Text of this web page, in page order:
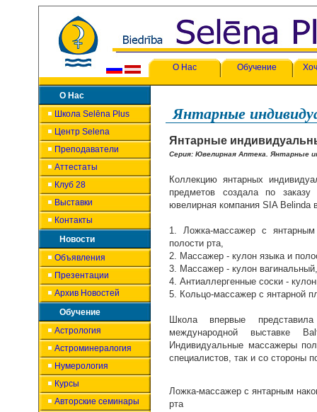
О Нас Обучение
О Нас
Школа Selēna Plus
Центр Selena
Преподаватели
Аттестаты
Клуб 28
Выставки
Контакты
Новости
Объявления
Презентации
Архив Новостей
Обучение
Астрология
Астроминералогия
Нумерология
Курсы
Авторские семинары
Янтарные
Янтарные
Серия: Ювелирная Аптека. Янтарные
Коллекцию янтарных
предметов создала по
ювелирная компания SIA Вelinda
1. Ложка-массажер с
полости рта,
2. Массажер - кулон языка и
3. Массажер - кулон вагинальный,
4. Антиаллергенные соски -
5. Кольцо-массажер с янтарной
Школа впервые
международной выставке
Индивидуальные массажеры
специалистов, так и со стороны
Ложка-массажер с янтарным
рта